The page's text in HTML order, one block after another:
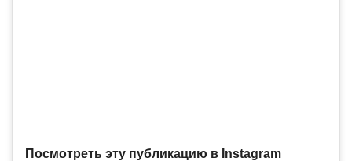
Посмотреть эту публикацию в Instagram